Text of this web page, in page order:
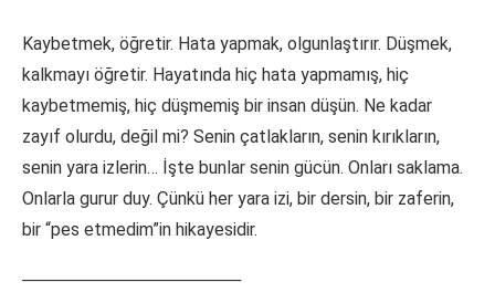
Kaybetmek, öğretir. Hata yapmak, olgunlaştırır. Düşmek,
kalkmayı öğretir. Hayatında hiç hata yapmamış, hiç
kaybetmemiş, hiç düşmemiş bir insan düşün. Ne kadar
zayıf olurdu, değil mi? Senin çatlakların, senin kırıkların,
senin yara izlerin… İşte bunlar senin gücün. Onları saklama.
Onlarla gurur duy. Çünkü her yara izi, bir dersin, bir zaferin,
bir “pes etmedim”in hikayesidir.
──────────────────